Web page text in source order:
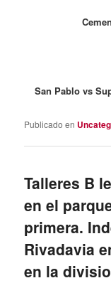
San Pablo vs
Publicado en
Talleres B
en el
primera.
Rivadavia
en la